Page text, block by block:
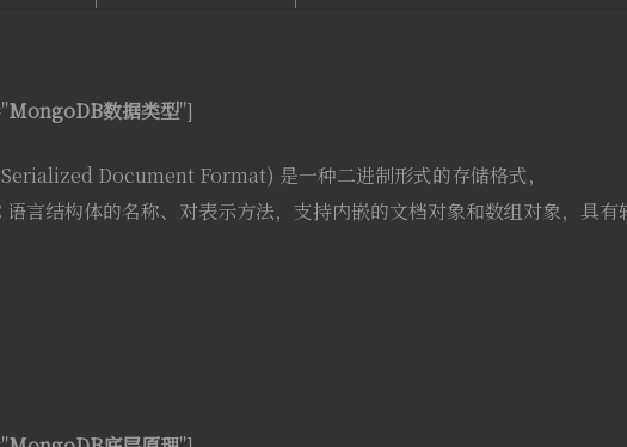
MongoDB数据类型"]
Document Format) 是一种二进制形式的存储格式，
语言结构体的名称、对表示方法，支持内嵌的文档对象和数组对象，具